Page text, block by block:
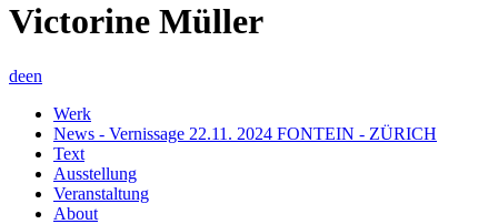
Victorine Müller
deen
Werk
News - Vernissage 22.11. 2024 FONTEIN - ZÜRICH
Text
Ausstellung
Veranstaltung
About